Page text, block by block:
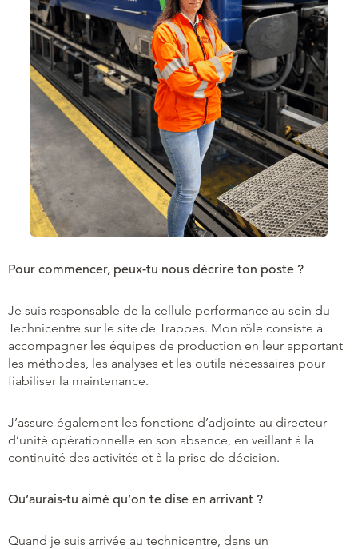
Pour commencer, peux-tu nous décrire ton poste ?
Je suis responsable de la cellule performance au sein du
Technicentre sur le site de Trappes. Mon rôle consiste à
accompagner les équipes de production en leur apportant
les méthodes, les analyses et les outils nécessaires pour
fiabiliser la maintenance.
J’assure également les fonctions d’adjointe au directeur
d’unité opérationnelle en son absence, en veillant à la
continuité des activités et à la prise de décision.
Qu’aurais-tu aimé qu’on te dise en arrivant ?
Quand je suis arrivée au technicentre, dans un